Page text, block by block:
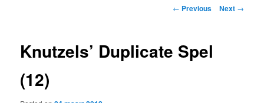
content
Post
← Previous Next →
Knutzels’ Duplicate Spel
(12)